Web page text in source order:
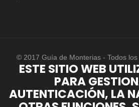
© 2017 Guía de Monterias - Todos los
ESTE SITIO WEB
PARA
AUTENTICACIÓN, LA